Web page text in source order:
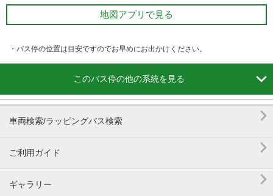
地図アプリで見る
・バス停の位置は目安ですのでお早めにお出かけください。
このバス停の他の系統を見る 
車両検索/ラッピングバス検索 
ご利用ガイド 
ギャラリー 